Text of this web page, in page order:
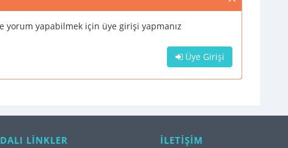
yorum yapabilmek için üye girişi yapmanız
Üye Girişi
LİNKLER İLETİŞİM